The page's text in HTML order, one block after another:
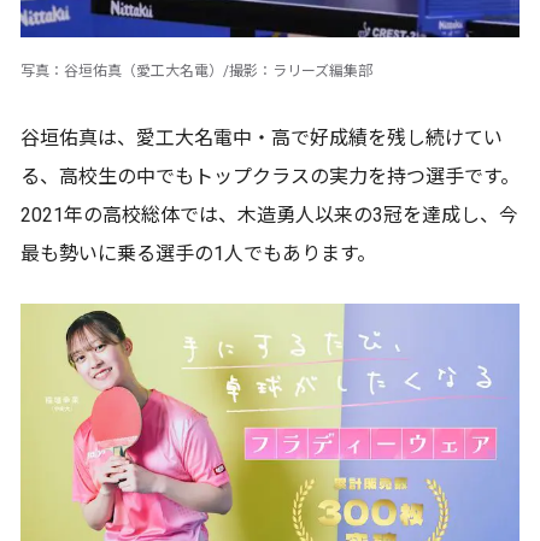
写真：谷垣佑真（愛工大名電）/撮影：ラリーズ編集部
谷垣佑真は、愛工大名電中・高で好成績を残し続けてい
る、高校生の中でもトップクラスの実力を持つ選手です。
2021年の高校総体では、木造勇人以来の3冠を達成し、今
最も勢いに乗る選手の1人でもあります。